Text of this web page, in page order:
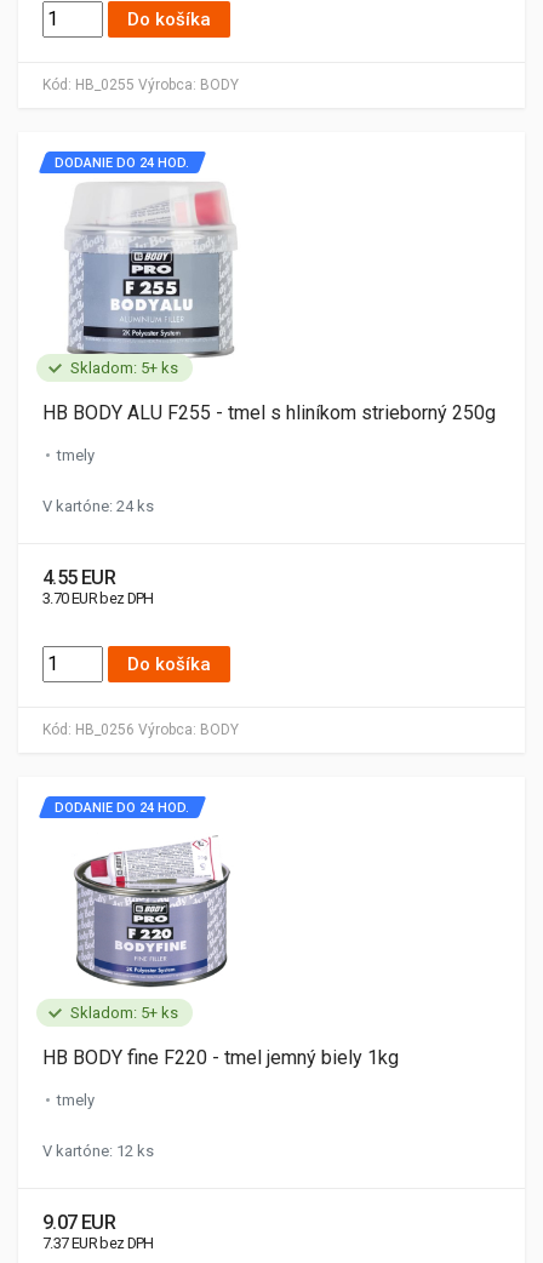
Kód: HB_0255 Výrobca: BODY
Do košíka
Skladom: 5+ ks
Kód: HB_0256 Výrobca: BODY
DODANIE DO 24 HOD.
HB BODY ALU F255 - tmel s hliníkom strieborný 250g
tmely
V kartóne: 24 ks
4.55 EUR
3.70 EUR bez DPH
Do košíka
Skladom: 5+ ks
DODANIE DO 24 HOD.
HB BODY fine F220 - tmel jemný biely 1kg
tmely
V kartóne: 12 ks
9.07 EUR
7.37 EUR bez DPH